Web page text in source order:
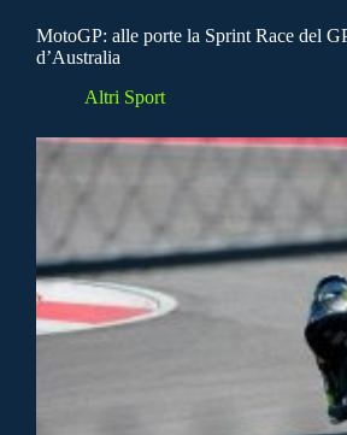
MotoGP: alle porte la Sprint Race del
d’Australia
Altri Sport